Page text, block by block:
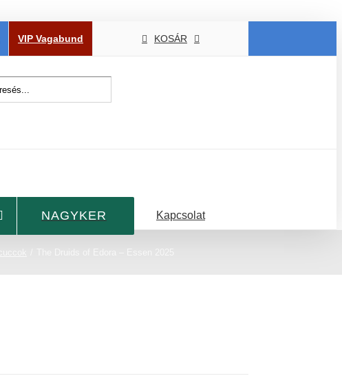
VIP Vagabund KOSÁR
NAGYKER Kapcsolat